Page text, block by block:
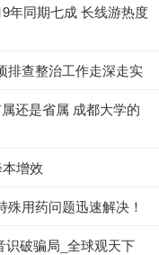
年同期七成 长线游热度
排查整治工作走深走实
还是省属 成都大学的
增效
殊用药问题迅速解决！
杯奶茶 店主听口音识破骗局_全球观天下